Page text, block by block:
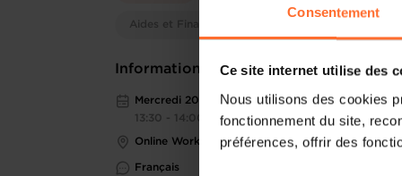
Consentement
Ce site internet utilise des
Nous utilisons des cookies
fonctionnement du site,
préférences, offrir des
Aides et Financements
Informations pratiques
Mercredi 20 Mai 2026
13:30 - 14:00
Online Workshop
Français